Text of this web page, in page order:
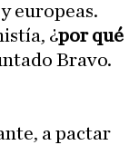
europeas.
¿por qué
Bravo.
a pactar